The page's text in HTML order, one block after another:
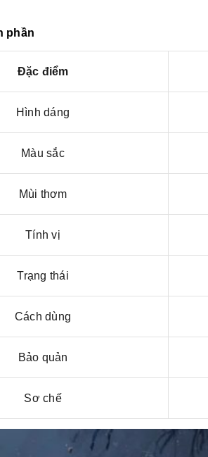
phần
Đặc điểm
Hình dáng
Màu sắc
Mùi thơm
Tính vị
Trạng thái
Cách dùng
Bảo quản
Sơ chế